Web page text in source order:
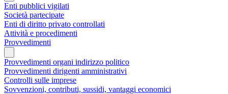
Enti pubblici vigilati
Società partecipate
Enti di diritto privato controllati
Attività e procedimenti
Provvedimenti
Provvedimenti organi indirizzo politico
Provvedimenti dirigenti amministrativi
Controlli sulle imprese
Sovvenzioni, contributi, sussidi, vantaggi economici